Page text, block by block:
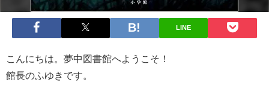
LINE
こんにちは。夢中図書館へようこそ！
館長のふゆきです。